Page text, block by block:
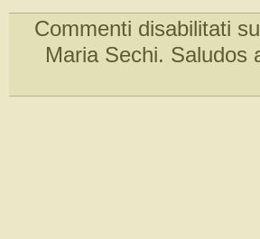
Commenti disabilitati
Maria Sechi. Saludos